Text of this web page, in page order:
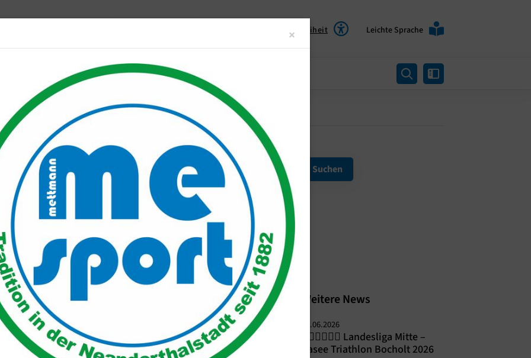
Barrierefreiheit Leichte Sprache
Unser Verein Mitgliederservice
Sporttag
Weitere News
14.06.2026
🏊‍♀️🚴‍♀️🏃‍♀️ Landesliga Mitte –
Aasee Triathlon Bocholt 2026
× Close